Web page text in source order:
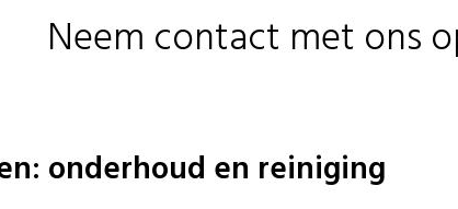
Neem contact met ons
onderhoud en reiniging